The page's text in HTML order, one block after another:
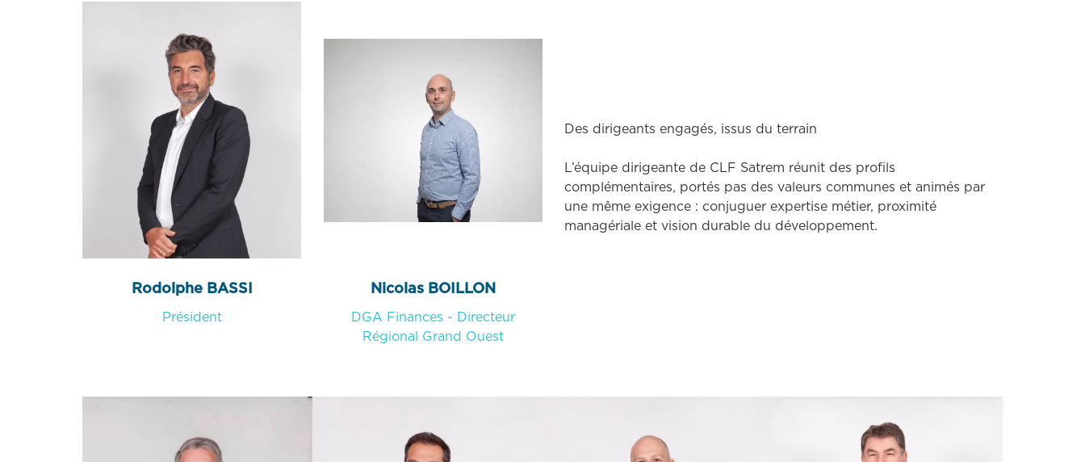
Rodolphe BASSI
Président
Nicolas BOILLON
DGA Finances - Directeur
Régional Grand Ouest
Des dirigeants engagés, issus du terrain
L’équipe dirigeante de CLF Satrem réunit des profils
complémentaires, portés pas des valeurs communes et animés par
une même exigence : conjuguer expertise métier, proximité
managériale et vision durable du développement.